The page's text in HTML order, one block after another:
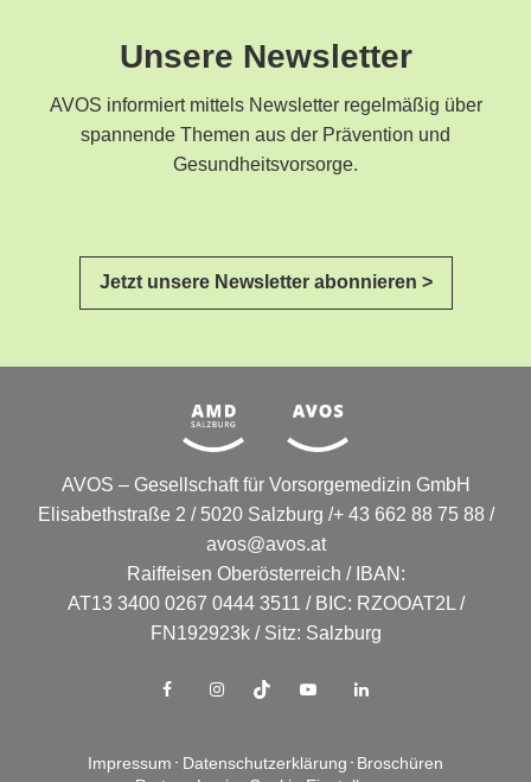
Unsere Newsletter
AVOS informiert mittels Newsletter regelmäßig über
spannende Themen aus der Prävention und
Gesundheitsvorsorge.
Jetzt unsere Newsletter abonnieren >
AVOS – Gesellschaft für Vorsorgemedizin GmbH
Elisabethstraße 2 / 5020 Salzburg /+ 43 662 88 75 88 /
avos@avos.at
Raiffeisen Oberösterreich / IBAN:
AT13 3400 0267 0444 3511 / BIC: RZOOAT2L /
FN192923k / Sitz: Salzburg
Impressum Datenschutzerklärung
Broschüren